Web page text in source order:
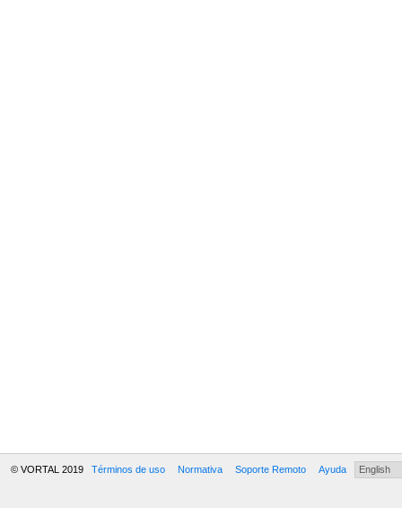
© VORTAL 2019 Términos de uso Normativa Soporte Remoto Ayuda